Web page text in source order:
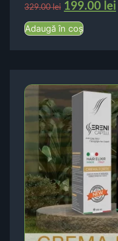
329.00lei 199.00 lei
Adaugă în coș